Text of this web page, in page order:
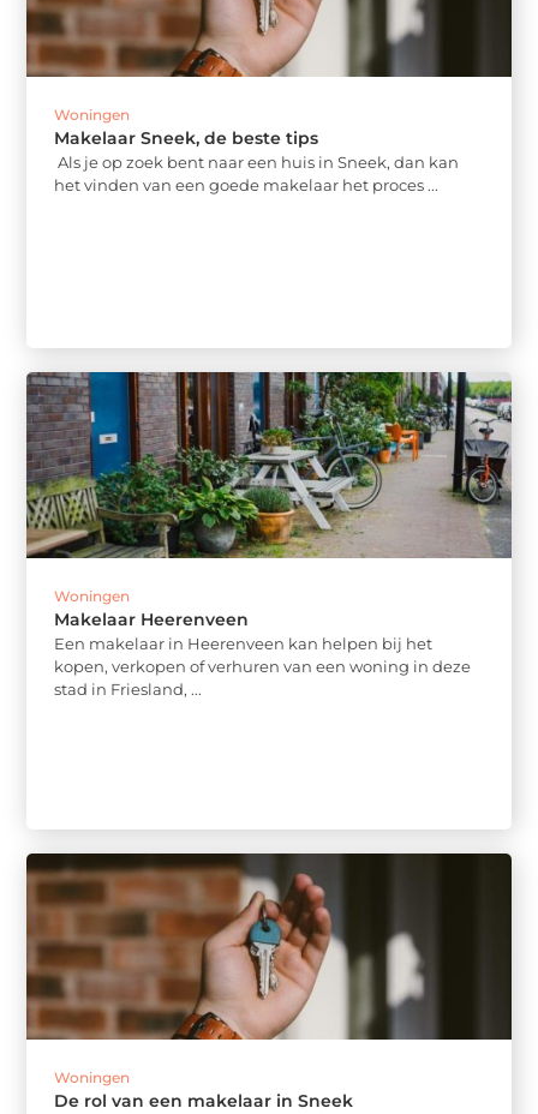
Woningen
Makelaar Sneek, de beste tips
Als je op zoek bent naar een huis in Sneek, dan kan
het vinden van een goede makelaar het proces ...
Woningen
Makelaar Heerenveen
Een makelaar in Heerenveen kan helpen bij het
kopen, verkopen of verhuren van een woning in deze
stad in Friesland, ...
Woningen
De rol van een makelaar in Sneek